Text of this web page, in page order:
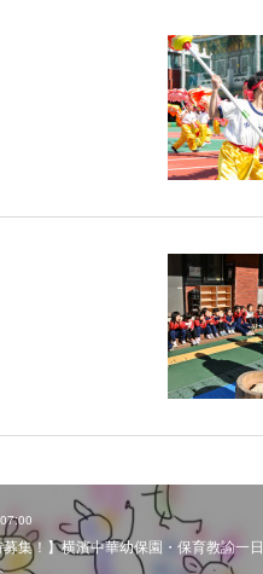
募集！】横濱中華幼保園・保育教諭一日